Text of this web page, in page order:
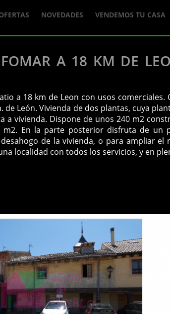
NOVEDADES VENDEMOS TU CASA
A 18 KM DE
a 18 km de Leon con usos comerciales.
de León. Vivienda de dos plantas, cuya
a vivienda. Dispone de unos 240 m2
m2. En la parte posterior disfruta de un
de la vivienda, o para ampliar el
localidad con todos los servicios, y en